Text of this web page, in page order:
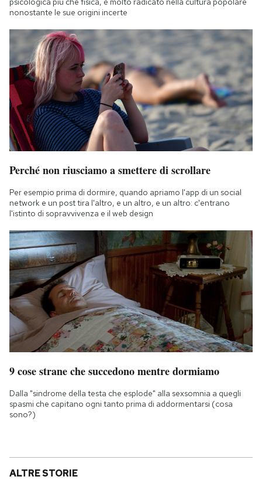
nonostante le sue origini incerte
Perché non riusciamo a smettere di scrollare
Per esempio prima di dormire, quando apriamo l'app di un social
network e un post tira l'altro, e un altro, e un altro: c'entrano
l'istinto di sopravvivenza e il web design
9 cose strane che succedono mentre dormiamo
Dalla "sindrome della testa che esplode" alla sexsomnia a quegli
spasmi che capitano ogni tanto prima di addormentarsi (cosa
sono?)
ALTRE STORIE